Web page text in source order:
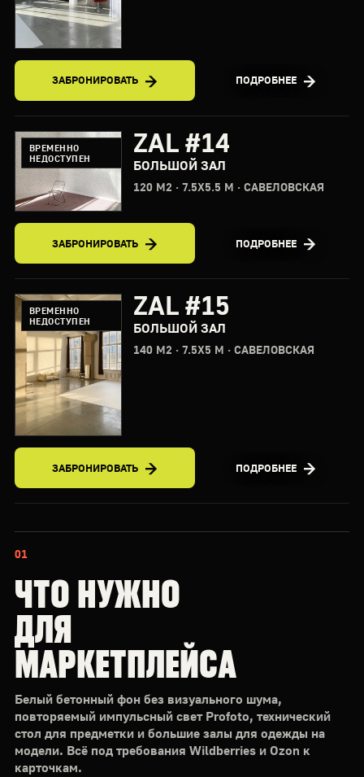
ЗАБРОНИРОВАТЬ ПОДРОБНЕЕ
ВРЕМЕННО
НЕДОСТУПЕН
ZAL #14
БОЛЬШОЙ ЗАЛ
120 М2 · 7.5X5.5 М · САВЕЛОВСКАЯ
ЗАБРОНИРОВАТЬ ПОДРОБНЕЕ
ВРЕМЕННО
НЕДОСТУПЕН
ZAL #15
БОЛЬШОЙ ЗАЛ
140 М2 · 7.5X5 М · САВЕЛОВСКАЯ
ЗАБРОНИРОВАТЬ ПОДРОБНЕЕ
01
ЧТО НУЖНО
ДЛЯ
МАРКЕТПЛЕЙСА
Белый бетонный фон без визуального шума,
повторяемый импульсный свет Profoto, технический
стол для предметки и большие залы для одежды на
модели. Всё под требования Wildberries и Ozon к
карточкам.